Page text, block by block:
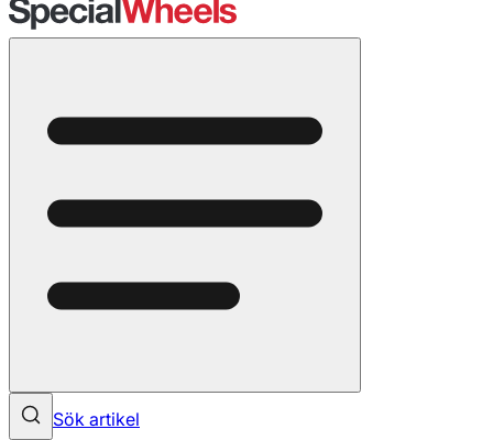
Sök artikel